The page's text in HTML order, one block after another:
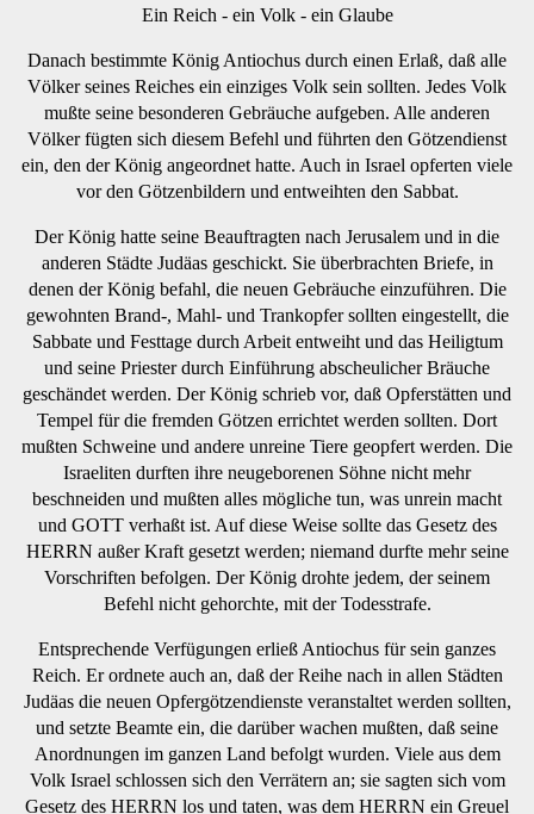
Ein Reich - ein Volk - ein Glaube
Danach bestimmte König Antiochus durch einen Erlaß, daß alle
Völker seines Reiches ein einziges Volk sein sollten. Jedes Volk
mußte seine besonderen Gebräuche aufgeben. Alle anderen
Völker fügten sich diesem Befehl und führten den Götzendienst
ein, den der König angeordnet hatte. Auch in Israel opferten viele
vor den Götzenbildern und entweihten den Sabbat.
Der König hatte seine Beauftragten nach Jerusalem und in die
anderen Städte Judäas geschickt. Sie überbrachten Briefe, in
denen der König befahl, die neuen Gebräuche einzuführen. Die
gewohnten Brand-, Mahl- und Trankopfer sollten eingestellt, die
Sabbate und Festtage durch Arbeit entweiht und das Heiligtum
und seine Priester durch Einführung abscheulicher Bräuche
geschändet werden. Der König schrieb vor, daß Opferstätten und
Tempel für die fremden Götzen errichtet werden sollten. Dort
mußten Schweine und andere unreine Tiere geopfert werden. Die
Israeliten durften ihre neugeborenen Söhne nicht mehr
beschneiden und mußten alles mögliche tun, was unrein macht
und GOTT verhaßt ist. Auf diese Weise sollte das Gesetz des
HERRN außer Kraft gesetzt werden; niemand durfte mehr seine
Vorschriften befolgen. Der König drohte jedem, der seinem
Befehl nicht gehorchte, mit der Todesstrafe.
Entsprechende Verfügungen erließ Antiochus für sein ganzes
Reich. Er ordnete auch an, daß der Reihe nach in allen Städten
Judäas die neuen Opfergötzendienste veranstaltet werden sollten,
und setzte Beamte ein, die darüber wachen mußten, daß seine
Anordnungen im ganzen Land befolgt wurden. Viele aus dem
Volk Israel schlossen sich den Verrätern an; sie sagten sich vom
Gesetz des HERRN los und taten, was dem HERRN ein Greuel